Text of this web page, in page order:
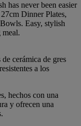
has never been easier
Dinner Plates,
Easy, stylish
cerámica de gres
a los
hechos con una
y ofrecen una